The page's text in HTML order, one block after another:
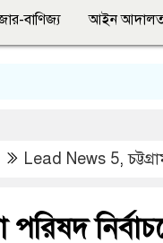
বাণিজ্য আইন
Lead News 5,
পরিষদ